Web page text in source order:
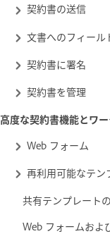
契約書の送信
文書へのフィール
契約書に署名
契約書を管理
高度な契約書機能とワ
Web フォーム
再利用可能なテン
共有テンプレート
Web フォームおよ